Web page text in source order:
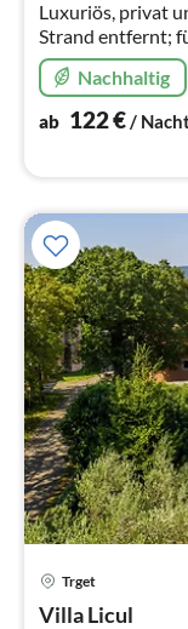
Luxuriös, privat und
Strand entfernt;
Nachhaltig
ab 122€/
Trget
Villa Licul